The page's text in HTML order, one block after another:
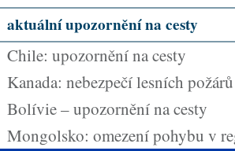
aktuální upozornění na cesty
Chile: upozornění na cesty
Kanada: nebezpečí lesních požárů
Bolívie – upozornění na cesty
Mongolsko: omezení pohybu v